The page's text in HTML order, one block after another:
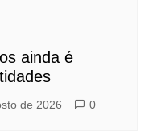
ainda é
de 2026 0